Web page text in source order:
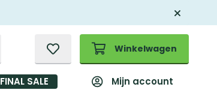
Winkelwagen
FINAL SALE Mijn account